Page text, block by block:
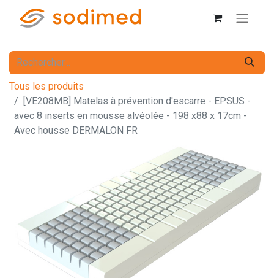
Tous les produits
[VE208MB] Matelas à prévention d'escarre - EPSUS -
avec 8 inserts en mousse alvéolée - 198 x88 x 17cm -
Avec housse DERMALON FR